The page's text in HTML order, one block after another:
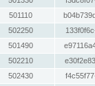
501110
502250
501490
502210
502430